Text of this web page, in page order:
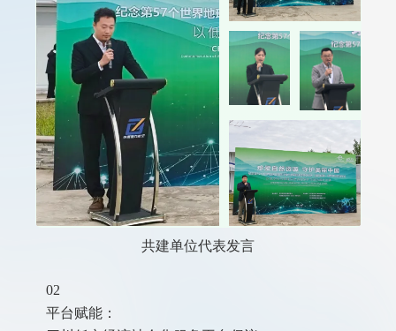
共建单位代表发言
02
平台赋能：